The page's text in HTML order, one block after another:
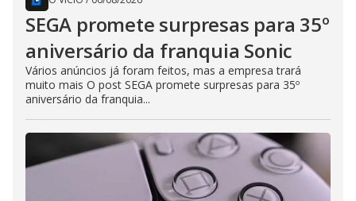
SEGA promete surpresas para 35º
aniversário da franquia Sonic
Vários anúncios já foram feitos, mas a empresa trará
muito mais O post SEGA promete surpresas para 35º
aniversário da franquia...